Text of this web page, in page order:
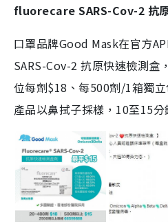
fluorecare SARS-Cov-2 抗
口罩品牌Good Mask在官方
SARS-Cov-2 抗原快速檢測盒
位每劑$18、每500劑/1箱獨
產品以鼻拭子採樣，10至15分